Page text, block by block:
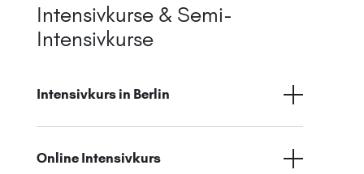
Intensivkurse & Semi-
Intensivkurse
Intensivkurs in Berlin
Online Intensivkurs